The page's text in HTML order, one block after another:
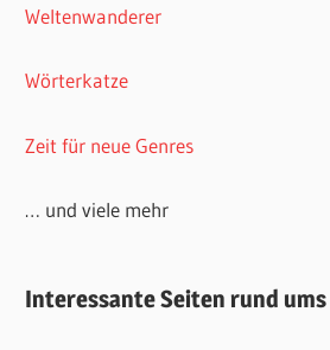
Weltenwanderer
Wörterkatze
Zeit für neue Genres
… und viele mehr
Interessante Seiten rund ums